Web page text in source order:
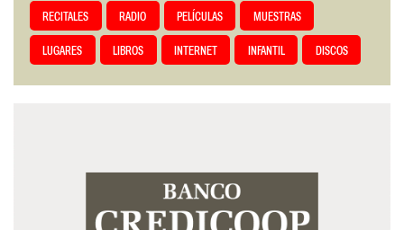
RECITALES RADIO PELÍCULAS MUESTRAS
LUGARES LIBROS INTERNET INFANTIL DISCOS